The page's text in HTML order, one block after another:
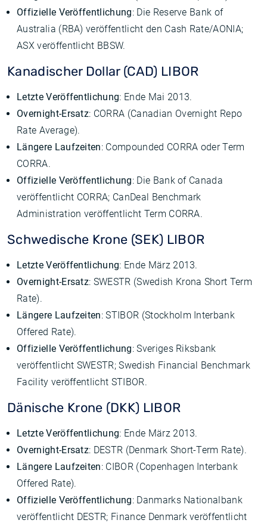
Offizielle Veröffentlichung: Die Reserve Bank of
Australia (RBA) veröffentlicht den Cash Rate/AONIA;
ASX veröffentlicht BBSW.
Kanadischer Dollar (CAD) LIBOR
Letzte Veröffentlichung: Ende Mai 2013.
Overnight-Ersatz: CORRA (Canadian Overnight Repo
Rate Average).
Längere Laufzeiten: Compounded CORRA oder Term
CORRA.
Offizielle Veröffentlichung: Die Bank of Canada
veröffentlicht CORRA; CanDeal Benchmark
Administration veröffentlicht Term CORRA.
Schwedische Krone (SEK) LIBOR
Letzte Veröffentlichung: Ende März 2013.
Overnight-Ersatz: SWESTR (Swedish Krona Short Term
Rate).
Längere Laufzeiten: STIBOR (Stockholm Interbank
Offered Rate).
Offizielle Veröffentlichung: Sveriges Riksbank
veröffentlicht SWESTR; Swedish Financial Benchmark
Facility veröffentlicht STIBOR.
Dänische Krone (DKK) LIBOR
Letzte Veröffentlichung: Ende März 2013.
Overnight-Ersatz: DESTR (Denmark Short-Term Rate).
Längere Laufzeiten: CIBOR (Copenhagen Interbank
Offered Rate).
Offizielle Veröffentlichung: Danmarks Nationalbank
veröffentlicht DESTR; Finance Denmark veröffentlicht